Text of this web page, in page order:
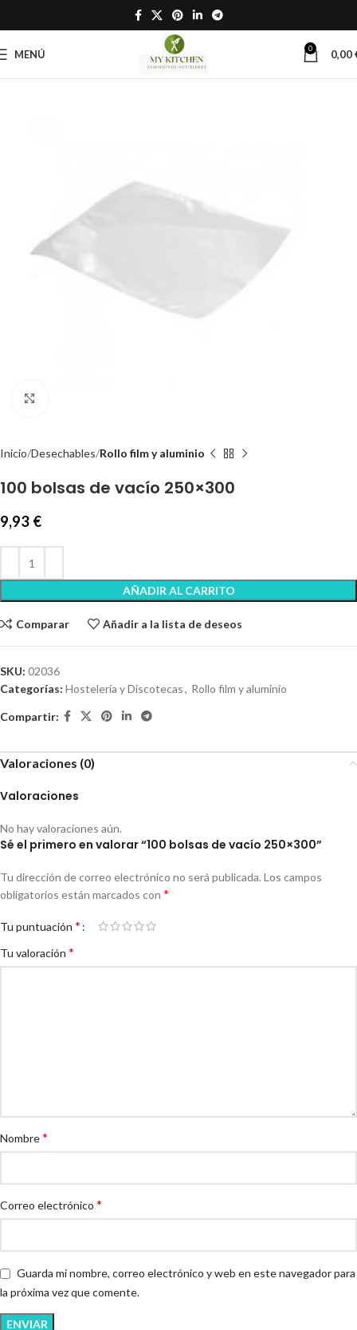
MENÚ 0 0,00
Inicio Desechables Rollo film y aluminio
100 bolsas de vacío 250×300
9,93 €
AÑADIR AL CARRITO
Comparar Añadir a la lista de deseos
SKU: 02036
Categorías: Hostelería y Discotecas, Rollo film y aluminio
Compartir:
Valoraciones (0)
Valoraciones
No hay valoraciones aún.
Sé el primero en valorar “100 bolsas de vacío 250×300”
Tu dirección de correo electrónico no será publicada. Los campos
obligatorios están marcados con *
Tu puntuación *
Tu valoración *
Nombre*
Correo electrónico *
Guarda mi nombre, correo electrónico y web en este navegador para
la próxima vez que comente.